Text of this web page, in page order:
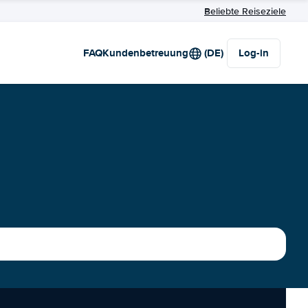
Beliebte Reiseziele
FAQKundenbetreuung (DE) Log-in